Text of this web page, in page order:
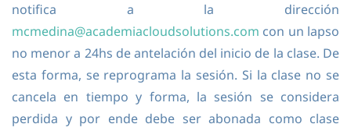
notifica a la dirección
mcmedina@academiacloudsolutions.com con un lapso
no menor a 24hs de antelación del inicio de la clase. De
esta forma, se reprograma la sesión. Si la clase no se
cancela en tiempo y forma, la sesión se considera
perdida y por ende debe ser abonada como clase